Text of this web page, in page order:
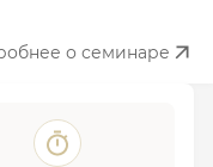
о семинаре